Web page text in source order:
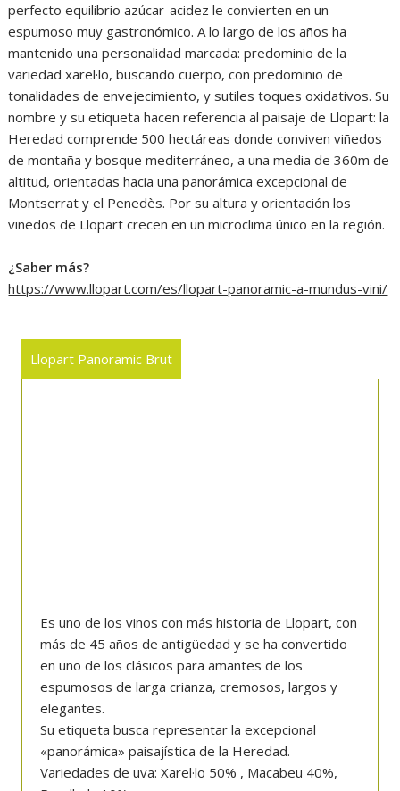
perfecto equilibrio azúcar-acidez le convierten en un
espumoso muy gastronómico. A lo largo de los años ha
mantenido una personalidad marcada: predominio de la
variedad xarel·lo, buscando cuerpo, con predominio de
tonalidades de envejecimiento, y sutiles toques oxidativos. Su
nombre y su etiqueta hacen referencia al paisaje de Llopart: la
Heredad comprende 500 hectáreas donde conviven viñedos
de montaña y bosque mediterráneo, a una media de 360m de
altitud, orientadas hacia una panorámica excepcional de
Montserrat y el Penedès. Por su altura y orientación los
viñedos de Llopart crecen en un microclima único en la región.
¿Saber más?
https://www.llopart.com/es/llopart-panoramic-a-mundus-vini/
Llopart Panoramic Brut
Es uno de los vinos con más historia de Llopart, con
más de 45 años de antigüedad y se ha convertido
en uno de los clásicos para amantes de los
espumosos de larga crianza, cremosos, largos y
elegantes.
Su etiqueta busca representar la excepcional
«panorámica» paisajística de la Heredad.
Variedades de uva: Xarel·lo 50% , Macabeu 40%,